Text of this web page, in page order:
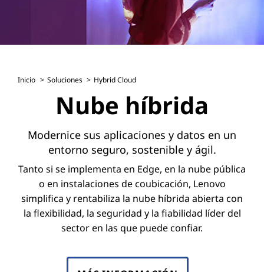
Inicio Soluciones Hybrid Cloud
Nube híbrida
Modernice sus aplicaciones y datos en un
entorno seguro, sostenible y ágil.
Tanto si se implementa en Edge, en la nube pública
o en instalaciones de coubicación, Lenovo
simplifica y rentabiliza la nube híbrida abierta con
la flexibilidad, la seguridad y la fiabilidad líder del
sector en las que puede confiar.